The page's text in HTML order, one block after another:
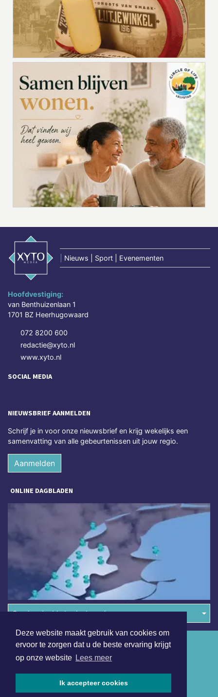
Deze website maakt gebruik van cookies om
ervoor te zorgen dat u de beste ervaring krijgt
op onze website Lees meer
Ik accepteer cookies
Nieuws | Sport | Evenementen
Hoofdvestiging:
van Benthuizenlaan 1
1701 BZ Heerhugowaard
072 8200 600
redactie@xyto.nl
www.xyto.nl
SOCIAL MEDIA
NIEUWSBRIEF AANMELDEN
Schrijf je in voor onze nieuwsbrief en krijg wekelijks een
samenvatting van alle gebeurtenissen uit jouw regio.
Aanmelden
ONLINE DAGBLADEN
Overige dagbladen in de regio
Algemene voorwaarden
Disclaimer